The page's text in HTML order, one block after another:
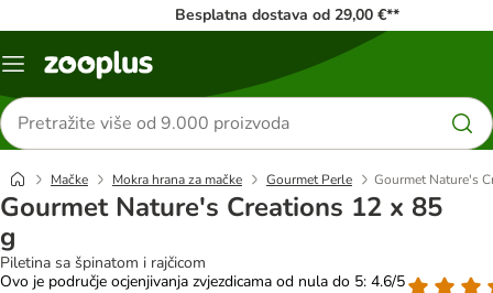
Besplatna dostava od 29,00 €**
Izbornik
Traži
proizvode
Mačke Mokra hrana za mačke Gourmet Perle Gourmet Nature's
Gourmet Nature's Creations 12 x 85
g
Piletina sa špinatom i rajčicom
Ovo je područje ocjenjivanja zvjezdicama od nula do 5: 4.6/5